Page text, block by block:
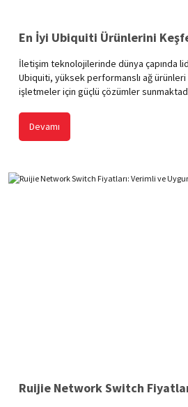
En İyi Ubiquiti Ürünlerini
İletişim teknolojilerinde dünya çapında
Ubiquiti, yüksek performanslı ağ ürünleri
işletmeler için güçlü çözümler
bir alanı kapsar. Kalite, yenilikçi tasarım
Ubiquiti ürünleri, hem ev hem de
Devamı